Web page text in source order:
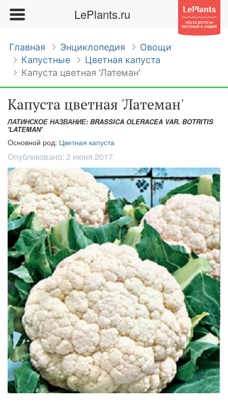
LePlants.ru
Главная Энциклопедия
Овощи
Капустные
Цветная капуста
Капуста цветная 'Латеман'
Капуста цветная 'Латеман'
ЛАТИНСКОЕ НАЗВАНИЕ: BRASSICA OLERACEA VAR. BOTRITIS
'LATEMAN'
Основной род: Цветная капуста
Опубликовано: 2 июня 2017